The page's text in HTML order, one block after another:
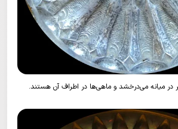
میانه می‌درخشد و ماهی‌ها در اطراف آن هستند.